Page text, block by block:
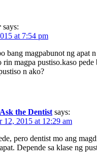
says:
at 7:54 pm
bang magpabunot ng apat
rin magpa pustiso.kaso pede
n ako?
Ask the Dentist says:
12, 2015 at 12:29 am
pero dentist mo ang
Depende sa klase ng